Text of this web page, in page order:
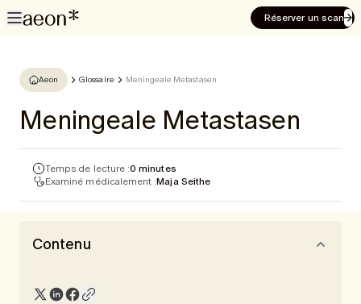
Réserver un scan
Aeon Glossaire Meningeale Metastasen
Meningeale Metastasen
Temps de lecture :0 minutes
Examiné médicalement :Maja Seithe
Contenu